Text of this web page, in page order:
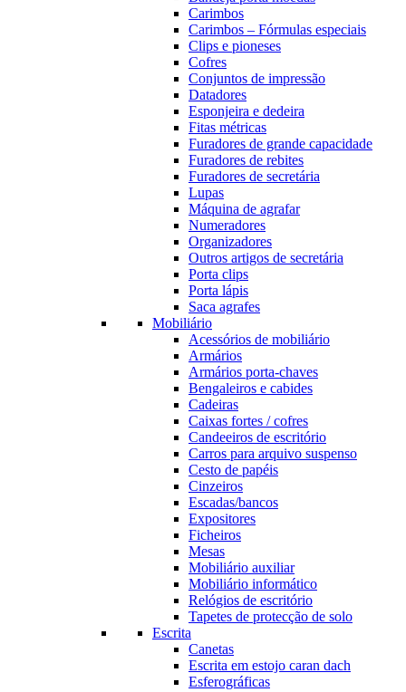
Carimbos
Carimbos – Fórmulas especiais
Clips e pioneses
Cofres
Conjuntos de impressão
Datadores
Esponjeira e dedeira
Fitas métricas
Furadores de grande capacidade
Furadores de rebites
Furadores de secretária
Lupas
Máquina de agrafar
Numeradores
Organizadores
Outros artigos de secretária
Porta clips
Porta lápis
Saca agrafes
Mobiliário
Acessórios de mobiliário
Armários
Armários porta-chaves
Bengaleiros e cabides
Cadeiras
Caixas fortes / cofres
Candeeiros de escritório
Carros para arquivo suspenso
Cesto de papéis
Cinzeiros
Escadas/bancos
Expositores
Ficheiros
Mesas
Mobiliário auxiliar
Mobiliário informático
Relógios de escritório
Tapetes de protecção de solo
Escrita
Canetas
Escrita em estojo caran dach
Esferográficas